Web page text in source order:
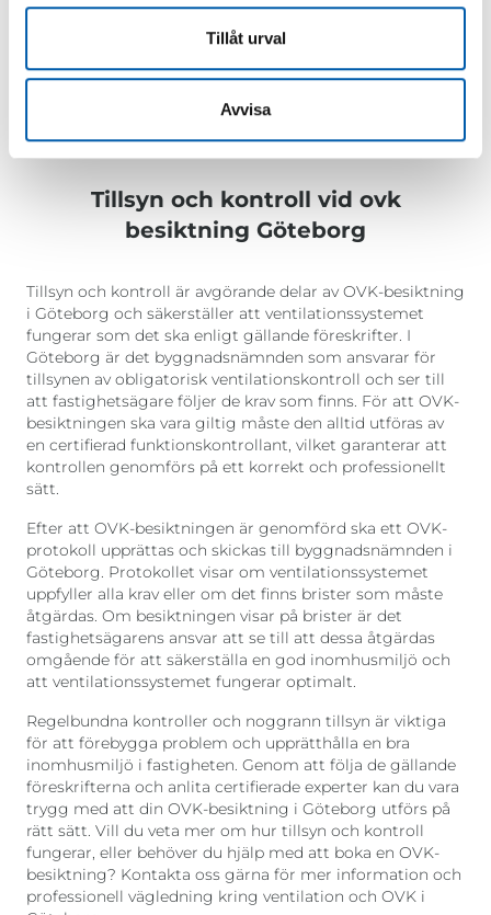
Tillåt urval
Avvisa
kraven för OVK-besiktning samt att se till att
besiktningen utförs i rätt tid. Genom att genomföra
OVK-besiktningar regelbundet säkerställs att
ventilationssystemet fungerar korrekt och bidrar till en
protokoll som visar att besiktningen har genomförts och
att eventuella brister har åtgärdats.
Tillsyn och kontroll vid ovk
besiktning Göteborg
Tillsyn och kontroll är avgörande delar av OVK-besiktning
i Göteborg och säkerställer att ventilationssystemet
fungerar som det ska enligt gällande föreskrifter. I
Göteborg är det byggnadsnämnden som ansvarar för
tillsynen av obligatorisk ventilationskontroll och ser till
att fastighetsägare följer de krav som finns. För att OVK-
besiktningen ska vara giltig måste den alltid utföras av
en certifierad funktionskontrollant, vilket garanterar att
kontrollen genomförs på ett korrekt och professionellt
sätt.
Efter att OVK-besiktningen är genomförd ska ett OVK-
protokoll upprättas och skickas till byggnadsnämnden i
Göteborg. Protokollet visar om ventilationssystemet
uppfyller alla krav eller om det finns brister som måste
åtgärdas. Om besiktningen visar på brister är det
fastighetsägarens ansvar att se till att dessa åtgärdas
omgående för att säkerställa en god inomhusmiljö och
att ventilationssystemet fungerar optimalt.
Regelbundna kontroller och noggrann tillsyn är viktiga
för att förebygga problem och upprätthålla en bra
inomhusmiljö i fastigheten. Genom att följa de gällande
föreskrifterna och anlita certifierade experter kan du vara
trygg med att din OVK-besiktning i Göteborg utförs på
rätt sätt. Vill du veta mer om hur tillsyn och kontroll
fungerar, eller behöver du hjälp med att boka en OVK-
besiktning? Kontakta oss gärna för mer information och
professionell vägledning kring ventilation och OVK i